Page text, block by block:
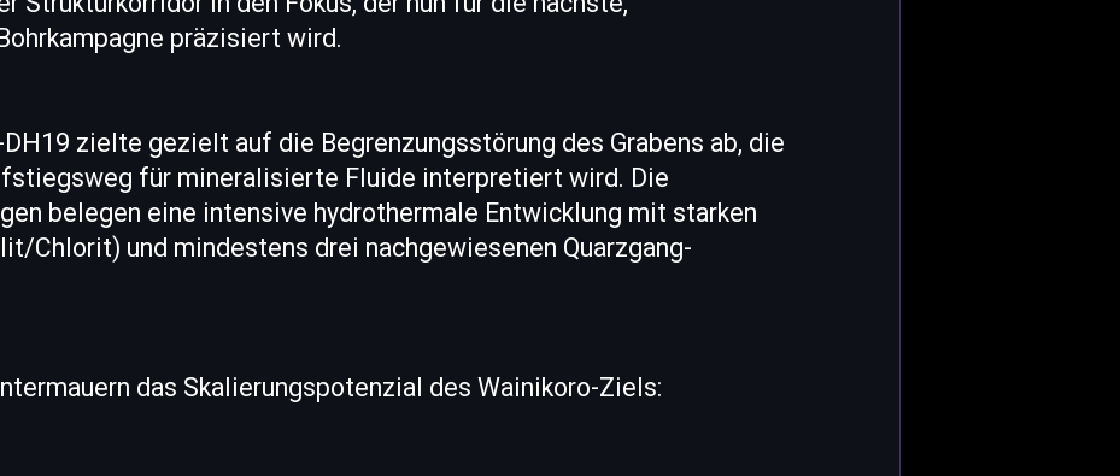
präzisiert wird.
zielte gezielt auf die Begrenzungsstörung des Grabens ab, die
für mineralisierte Fluide interpretiert wird. Die
belegen eine intensive hydrothermale Entwicklung mit starken
Chlorit) und mindestens drei nachgewiesenen Quarzgang-
das Skalierungspotenzial des Wainikoro-Ziels: